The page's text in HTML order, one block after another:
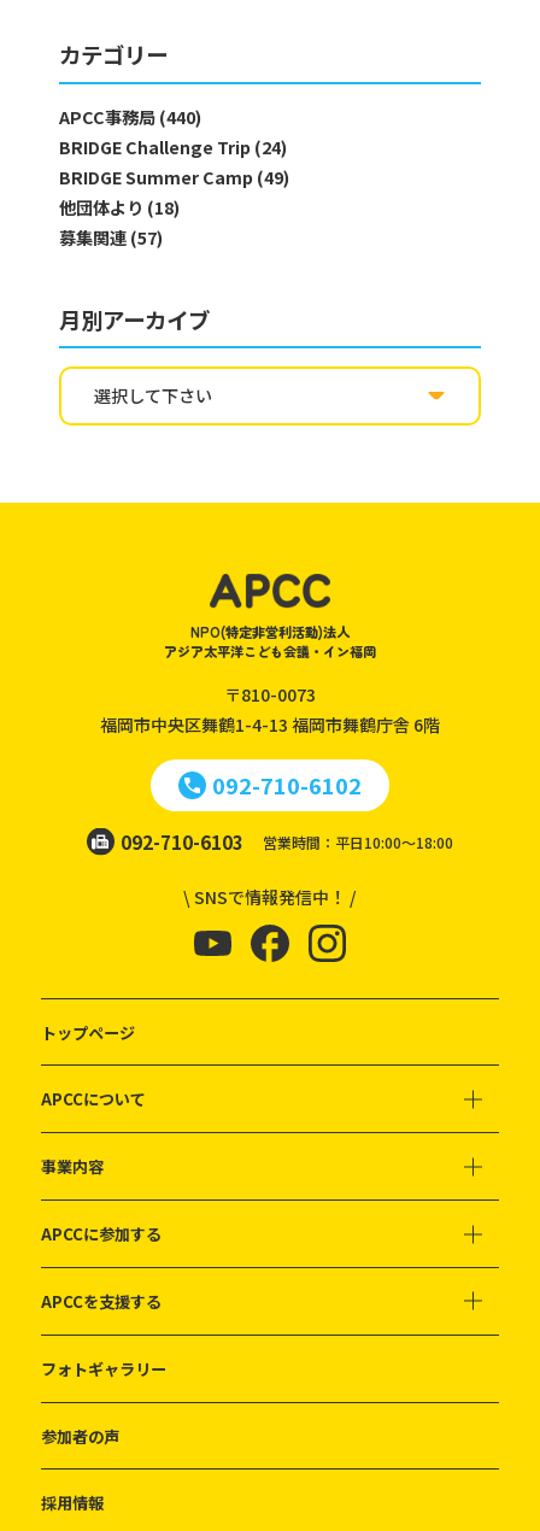
カテゴリー
APCC事務局 (440)
BRIDGE Challenge Trip (24)
BRIDGE Summer Camp (49)
他団体より (18)
募集関連 (57)
月別アーカイブ
NPO(特定非営利活動)法人
アジア太平洋こども会議・イン福岡
〒810-0073
福岡市中央区舞鶴1-4-13 福岡市舞鶴庁舎 6階
092-710-6102
092-710-6103 営業時間：平日10:00～18:00
\ SNSで情報発信中！ /
トップページ
APCCについて
事業内容
APCCに参加する
APCCを支援する
フォトギャラリー
参加者の声
採用情報